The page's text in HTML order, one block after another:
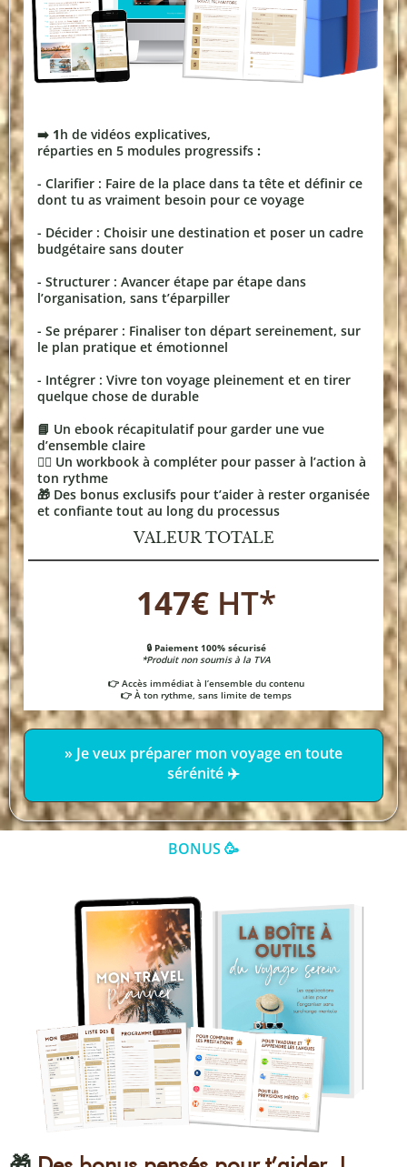
➡️ 1h de vidéos explicatives,
réparties en 5 modules progressifs :
- Clarifier : Faire de la place dans ta tête et définir ce
dont tu as vraiment besoin pour ce voyage
- Décider : Choisir une destination et poser un cadre
budgétaire sans douter
- Structurer : Avancer étape par étape dans
l’organisation, sans t’éparpiller
- Se préparer : Finaliser ton départ sereinement, sur
le plan pratique et émotionnel
- Intégrer : Vivre ton voyage pleinement et en tirer
quelque chose de durable
📘 Un ebook récapitulatif pour garder une vue
d’ensemble claire
✍🏼 Un workbook à compléter pour passer à l’action à
ton rythme
🎁 Des bonus exclusifs pour t’aider à rester organisée
et confiante tout au long du processus
VALEUR TOTALE
147€ HT*
🔒 Paiement 100% sécurisé
*Produit non soumis à la TVA
👉 Accès immédiat à l’ensemble du contenu
👉 À ton rythme, sans limite de temps
» Je veux préparer mon voyage en toute
sérénité ✈️
BONUS 🥳